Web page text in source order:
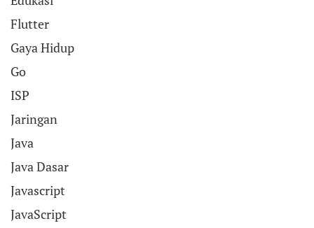
Flutter
Gaya Hidup
Go
ISP
Jaringan
Java
Java Dasar
Javascript
JavaScript